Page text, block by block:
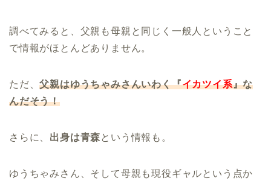
調べてみると、父親も母親と同じく一般人ということ
で情報がほとんどありません。
ただ、父親はゆうちゃみさんいわく『イカツイ系』な
んだそう！
さらに、 出身は青森という情報も。
ゆうちゃみさん、そして母親も現役ギャルという点か